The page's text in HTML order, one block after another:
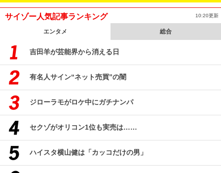
サイゾー人気記事ランキング 10:20更新
エンタメ 総合
吉田羊が芸能界から消える日
有名人サイン“ネット売買”の闇
ジローラモがロケ中にガチナンパ
セクゾがオリコン1位も実売は……
ハイスタ横山健は「カッコだけの男」